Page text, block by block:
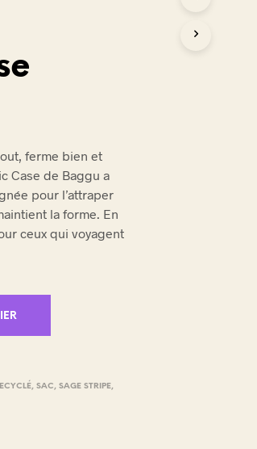
ferme bien et
Case de Baggu a
pour l’attraper
la forme. En
ceux qui voyagent
,SAC,SAGE STRIPE,